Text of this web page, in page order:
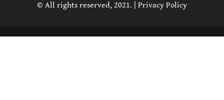
© All rights reserved, 2021. | Privacy Policy